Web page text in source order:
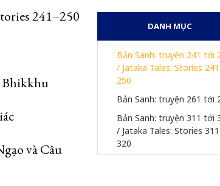
DANH MỤC
Bản Sanh: truyện 241 tới
/ Jataka Tales: Stories
250
Bản Sanh: truyện 261 tới
Bản Sanh: truyện 311 tới
/ Jataka Tales: Stories
320
241–250
Bhikkhu
và Câu